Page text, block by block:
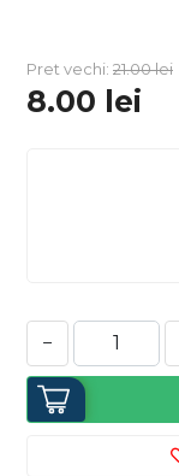
Pret vechi: 21.00lei
8.00 lei
−